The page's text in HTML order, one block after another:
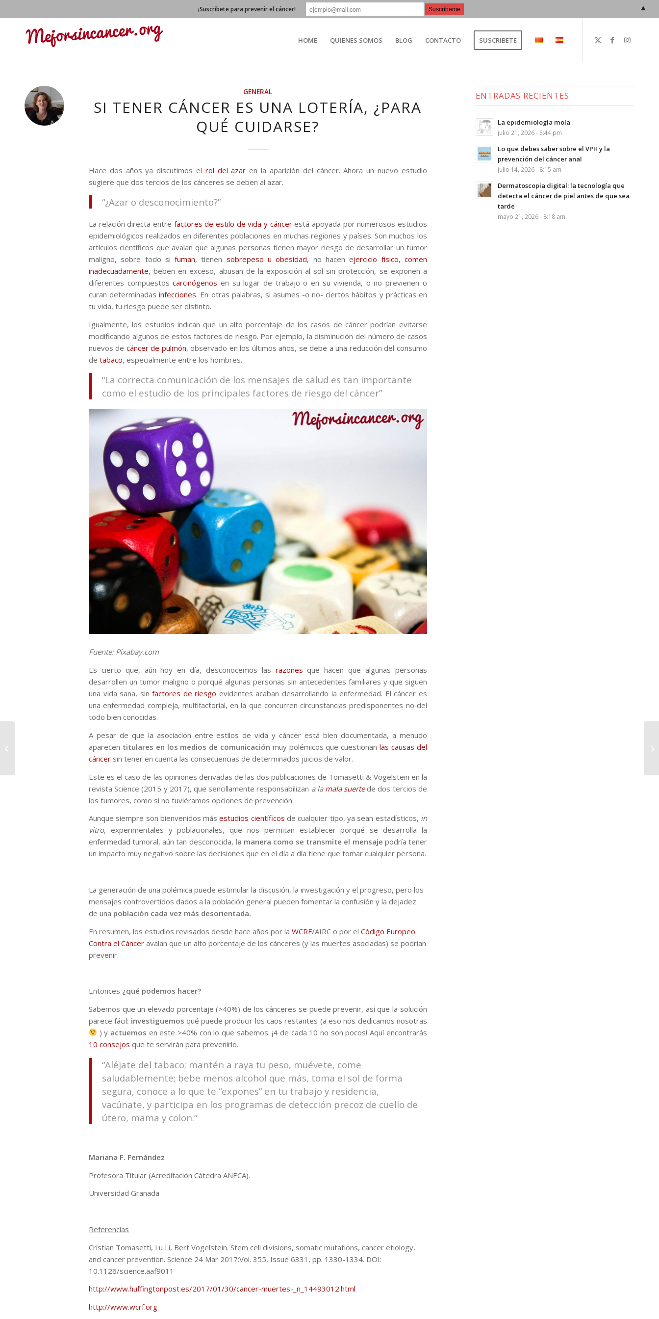
HOME QUIENES SOMOS BLOG CONTACTO SUSCRIBETE
GENERAL
SI TENER CÁNCER ES UNA LOTERÍA, ¿PARA
QUÉ CUIDARSE?
Hace dos años ya discutimos el rol del azar en la aparición del cáncer. Ahora un nuevo estudio
sugiere que dos tercios de los cánceres se deben al azar.
“¿Azar o desconocimiento?”
La relación directa entre factores de estilo de vida y cáncerestá apoyada por numerosos estudios
epidemiológicos realizados en diferentes poblaciones en muchas regiones y países. Son muchos los
artículos científicos que avalan que algunas personas tienen mayor riesgo de desarrollar un tumor
maligno, sobre todo sifuman, tienen sobrepeso u obesidad, no hacen ejercicio físico, comen
inadecuadamente, beben en exceso, abusan de la exposición al sol sin protección, se exponen a
diferentes compuestoscarcinógenos en su lugar de trabajo o en su vivienda, o no previenen o
curan determinadasinfecciones. En otras palabras, si asumes -o no- ciertos hábitos y prácticas en
tu vida, tu riesgo puede ser distinto.
Igualmente, los estudios indican que un alto porcentaje de los casos de cáncer podrían evitarse
modificando algunos de estos factores de riesgo. Por ejemplo, la disminución del número de casos
nuevos de cáncer de pulmón, observado en los últimos años, se debe a una reducción del consumo
de tabaco, especialmente entre los hombres.
“La correcta comunicación de los mensajes de salud es tan importante
como el estudio de los principales factores de riesgo del cáncer”
Fuente: Pixabay.com
Es cierto que, aún hoy en día, desconocemos las razones que hacen que algunas personas
desarrollen un tumor maligno o porqué algunas personas sin antecedentes familiares y que siguen
una vida sana, sinfactores de riesgo evidentes acaban desarrollando la enfermedad. El cáncer es
una enfermedad compleja, multifactorial, en la que concurren circunstancias predisponentes no del
todo bien conocidas.
A pesar de que la asociación entre estilos de vida y cáncer está bien documentada, a menudo
aparecen titulares en los medios de comunicación muy polémicos que cuestionanlas causas del
cáncer sin tener en cuenta las consecuencias de determinados juicios de valor.
Este es el caso de las opiniones derivadas de las dos publicaciones de Tomasetti & Vogelstein en la
revista Science (2015 y 2017), que sencillamente responsabilizan a la mala suertede dos tercios de
los tumores, como si no tuviéramos opciones de prevención.
Aunque siempre son bienvenidos másestudios científicos de cualquier tipo, ya sean estadísticos, in
vitro, experimentales y poblacionales, que nos permitan establecer porqué se desarrolla la
enfermedad tumoral, aún tan desconocida, la manera como se transmite el mensaje podría tener
un impacto muy negativo sobre las decisiones que en el día a día tiene que tomar cualquier persona.
La generación de una polémica puede estimular la discusión, la investigación y el progreso, pero los
mensajes controvertidos dados a la población general pueden fomentar la confusión y la dejadez
de una población cada vez más desorientada.
En resumen, los estudios revisados desde hace años por la WCRF/AIRC o por el Código Europeo
Contra el Cáncer avalan que un alto porcentaje de los cánceres (y las muertes asociadas) se podrían
prevenir.
Entonces ¿qué podemos hacer?
Sabemos que un elevado porcentaje (>40%) de los cánceres se puede prevenir, así que la solución
parece fácil: investiguemos qué puede producir los caos restantes (a eso nos dedicamos nosotras
) y actuemos en este >40% con lo que sabemos: ¡4 de cada 10 no son pocos! Aquí encontrarás
10 consejos que te servirán para prevenirlo.
“Aléjate del tabaco; mantén a raya tu peso, muévete, come
saludablemente; bebe menos alcohol que más, toma el sol de forma
segura, conoce a lo que te “expones” en tu trabajo y residencia,
vacúnate, y participa en los programas de detección precoz de cuello de
útero, mama y colon.“
Mariana F. Fernández
Profesora Titular (Acreditación Cátedra ANECA).
Universidad Granada
Referencias
Cristian Tomasetti, Lu Li, Bert Vogelstein. Stem cell divisions, somatic mutations, cancer etiology,
and cancer prevention. Science 24 Mar 2017:Vol. 355, Issue 6331, pp. 1330-1334. DOI:
10.1126/science.aaf9011
http://www.huffingtonpost.es/2017/01/30/cancer-muertes-_n_14493012.html
http://www.wcrf.org
ENTRADAS RECIENTES
La epidemiología mola
julio 21, 2026 - 5:44 pm
Lo que debes saber sobre el VPH y la
prevención del cáncer anal
julio 14, 2026 - 8:15 am
Dermatoscopia digital: la tecnología que
detecta el cáncer de piel antes de que sea
tarde
mayo 21, 2026 - 8:18 am
¡Suscríbete para prevenir el cáncer! ▲